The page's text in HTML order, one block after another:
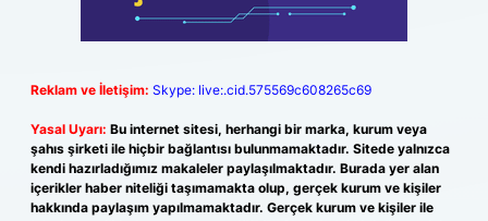
Reklam ve İletişim: Skype: live:.cid.575569c608265c69
Yasal Uyarı: Bu internet sitesi, herhangi bir marka, kurum veya
şahıs şirketi ile hiçbir bağlantısı bulunmamaktadır. Sitede yalnızca
kendi hazırladığımız makaleler paylaşılmaktadır. Burada yer alan
içerikler haber niteliği taşımamakta olup, gerçek kurum ve kişiler
hakkında paylaşım yapılmamaktadır. Gerçek kurum ve kişiler ile